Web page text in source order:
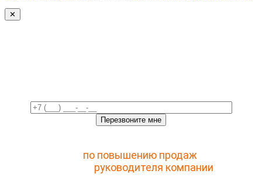
✕
по повышению продаж
руководителя компании